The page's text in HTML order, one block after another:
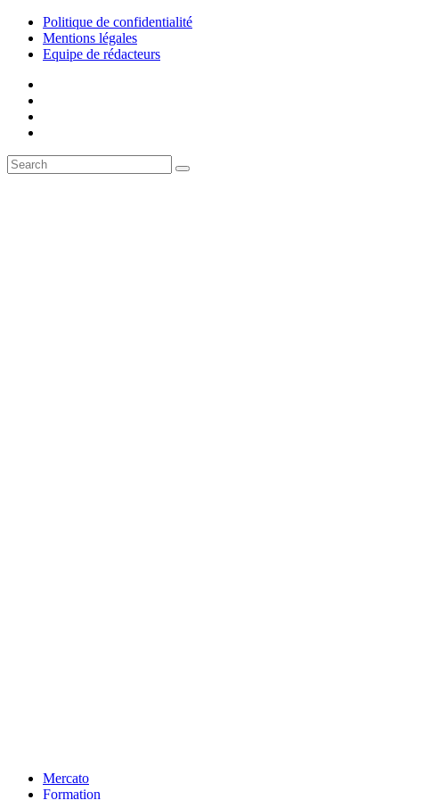
Politique de confidentialité
Mentions légales
Equipe de rédacteurs
Mercato
Formation